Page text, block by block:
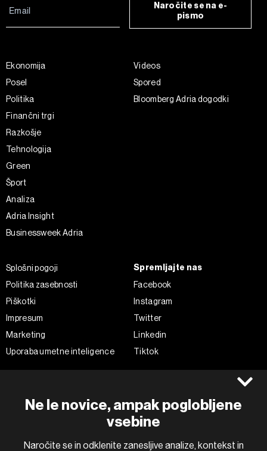
Ne le novice, ampak poglobljene
vsebine
Naročite se in odklenite zanesljive analize, kontekst in
Naročite se na e-
pismo
Ekonomija
Posel
Politika
Finančni trgi
Razkošje
Tehnologija
Green
Šport
Analiza
Adria Insight
Businessweek Adria
Videos
Spored
Bloomberg Adria dogodki
Splošni pogoji
Politika zasebnosti
Piškotki
Impresum
Marketing
Uporaba umetne inteligence
Spremljajte nas
Facebook
Instagram
Twitter
Linkedin
Tiktok
the BLOOMBERG logo are registered trademarks and service marks of
Bloomberg Finance L.P. or its subsidiaries, displayed with permission
Bloomberg Adria is a Mtel Swiss SA Property